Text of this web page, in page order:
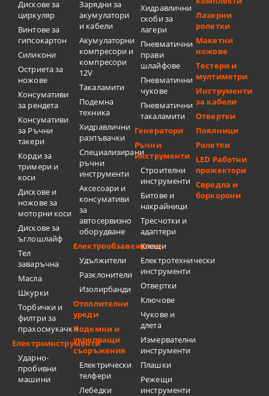
Дискове за
циркуляр
Винтове за
гипсокартон
Силикони
Остриета за
ножове
Консумативи
за рендета
Консумативи
за Ръчни
такери
Корди за
тримери и
коси
Дискове и
ножове за
моторни коси
Дискове за
ъглошлайф
Тел
заваръчна
Масла
Шкурки
Торбички и
филтри за
прахосмукачки
Електроинструменти
Ударно-
пробивни
машини
Зарядни за
акумулатори
и кабели
Акумулаторни
компресори и
компресори
12V
Такаламити
Подемна
техника
Хидравлични
разпъвачки
Специализирани
ръчни
инструменти
Аксесоари и
консумативи
за
автосервизно
оборудване
Електрообзавеждане
Удължители
Разклонители
Изолирбанди
Отоплителни
уреди
Подемни и
укрепващи
съоръжения
Електрически
телфери
Лебедки
Хидравлични
скоби за
лагери
Пневматични
прави
шлайфове
Пневматични
чукове
Пневматични
такаламити
Генератори
Ръчни
инструменти
Строителни
инструменти
Битове и
накрайници
Тресчотки и
адаптери
Клещи
Електротехнически
инструменти
Отвертки
Ключове
Чукове и
длета
Измервателни
инструменти
Плашки
Режещи
инструменти
Лазерни
ролетки
Макетни
ножове
Тестери и
мултиметри
Инструменти
за кабели
Отвертки
Поялници
Ролетки
LED Работни
прожектори
Свредла и
боркорони